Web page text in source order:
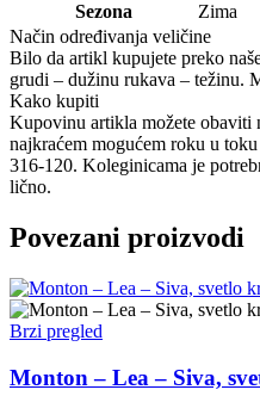
Sezona
Zima
Način određivanja veličine
Bilo da artikl kupujete preko
grudi – dužinu rukava – težinu.
Kako kupiti
Kupovinu artikla možete obaviti
najkraćem mogućem roku u
316-120. Koleginicama je
lično.
Povezani proizvodi
Brzi pregled
Monton – Lea – Siva,